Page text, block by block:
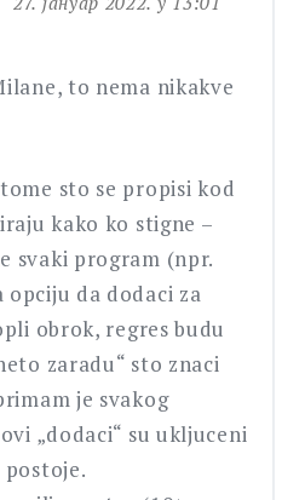
to nema nikakve
sto se propisi kod
kako ko stigne –
svaki program (npr.
opciju da dodaci za
obrok, regres budu
zaradu“ sto znaci
je svakog
„dodaci“ su ukljuceni